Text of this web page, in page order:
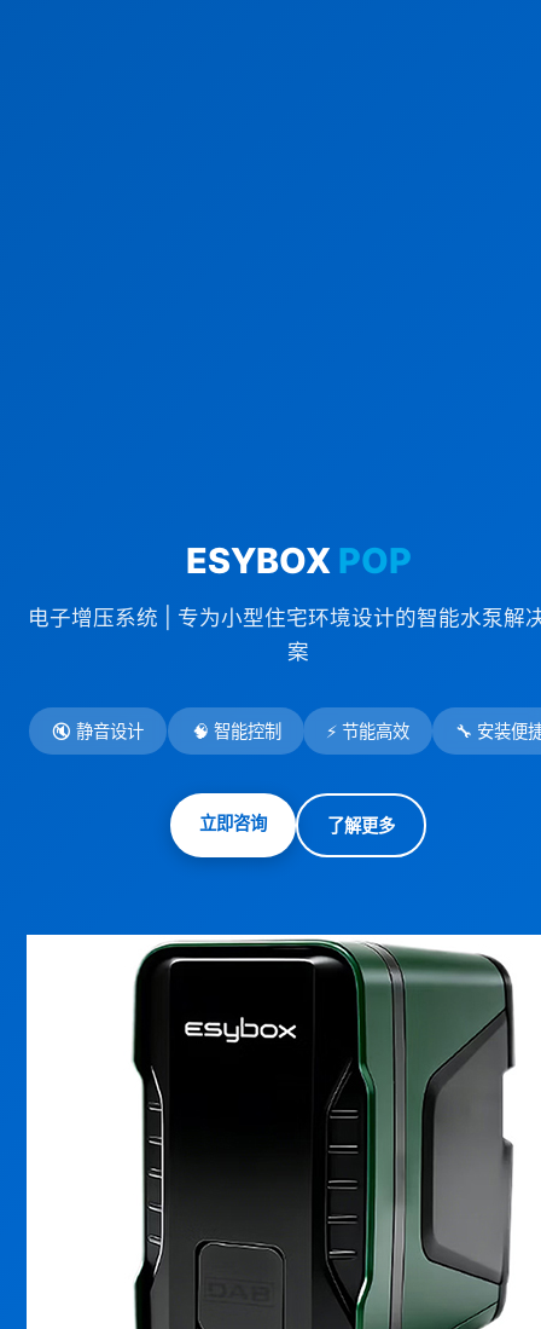
ESYBOX POP
电子增压系统 | 专为小型住宅环境设计的智能水泵解
案
🔇 静音设计 🧠 智能控制 ⚡ 节能高效 🔧 安装便
立即咨询 了解更多